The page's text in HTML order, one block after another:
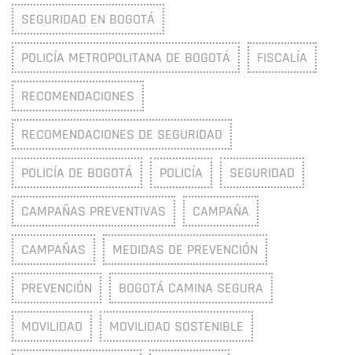
SEGURIDAD EN BOGOTÁ
POLICÍA METROPOLITANA DE BOGOTÁ FISCALÍA
RECOMENDACIONES
RECOMENDACIONES DE SEGURIDAD
POLICÍA DE BOGOTÁ POLICÍA SEGURIDAD
CAMPAÑAS PREVENTIVAS CAMPAÑA
CAMPAÑAS MEDIDAS DE PREVENCIÓN
PREVENCIÓN BOGOTÁ CAMINA SEGURA
MOVILIDAD MOVILIDAD SOSTENIBLE